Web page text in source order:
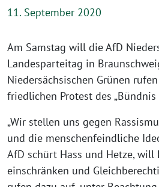
11. September 2020
Am Samstag will die AfD
Landesparteitag in
Niedersächsischen Grünen
friedlichen Protest des „Bündnis
„Wir stellen uns gegen
und die menschenfeindliche
AfD schürt Hass und Hetze, will
einschränken und